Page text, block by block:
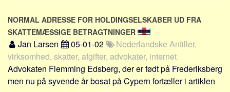
Statistik
Praktisk
Alle
NORMAL ADRESSE FOR HOLDINGSELSKABER UD FRA
SKATTEMÆSSIGE BETRAGTNINGER
Jan Larsen 05-01-02
Nederlandske Antiller,
virksomhed, skatter, afgifter, advokater, internet
Advokaten Flemming Edsberg, der er født på Frederiksberg
men nu på syvende år bosat på Cypern fortæller i artiklen